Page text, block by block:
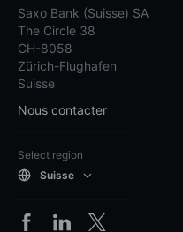
Saxo Bank (Suisse) SA
The Circle 38
CH-8058
Zürich-Flughafen
Suisse
Nous contacter
Select region
Suisse